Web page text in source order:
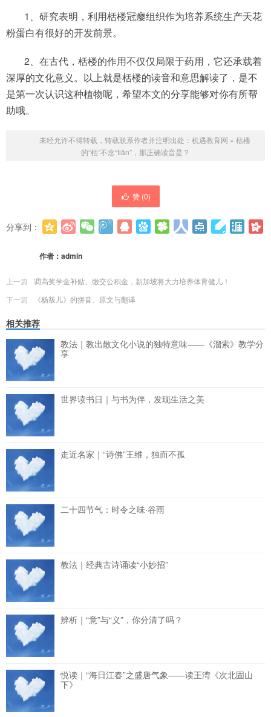
1、研究表明，利用栝楼冠瘿组织作为培养系统生产天花
粉蛋白有很好的开发前景。
2、在古代，‌栝楼的作用不仅仅局限于药用，‌它还承载着
深厚的文化意义。以上就是栝楼的读音和意思解读了，是不
是第一次认识这种植物呢，希望本文的分享能够对你有所帮
助哦。
未经允许不得转载，转载联系作者并注明出处： 机遇教育网 » 栝楼
的“栝”不念“tiǎn”，那正确读音是？
赞 (0)
分享到：
作者： admin
上一篇
调高奖学金补贴、缴交公积金，新加坡将大力培养体育健儿！
下一篇
《杨叛儿》的拼音、原文与翻译
相关推荐
教法｜教出散文化小说的独特意味——《溜索》教学分
享
世界读书日｜与书为伴，发现生活之美
走近名家｜“诗佛”王维，独而不孤
二十四节气：时令之味·谷雨
教法｜经典古诗诵读“小妙招”
辨析｜“意”与“义”，你分清了吗？
悦读｜“海日江春”之盛唐气象——读王湾《次北固山
下》